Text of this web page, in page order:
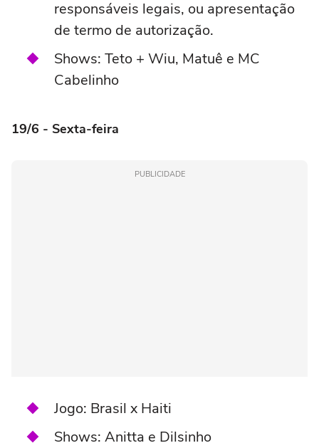
responsáveis legais, ou apresentação
de termo de autorização.
Shows: Teto + Wiu, Matuê e MC
Cabelinho
19/6 - Sexta-feira
PUBLICIDADE
Jogo: Brasil x Haiti
Shows: Anitta e Dilsinho